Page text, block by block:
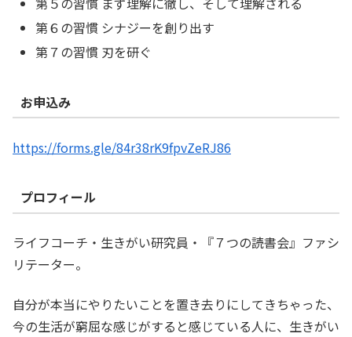
第６の習慣 シナジーを創り出す
第７の習慣 刃を研ぐ
お申込み
https://forms.gle/84r38rK9fpvZeRJ86
プロフィール
ライフコーチ・生きがい研究員・『７つの読書会』ファシ
リテーター。
自分が本当にやりたいことを置き去りにしてきちゃった、
今の生活が窮屈な感じがすると感じている人に、生きがい